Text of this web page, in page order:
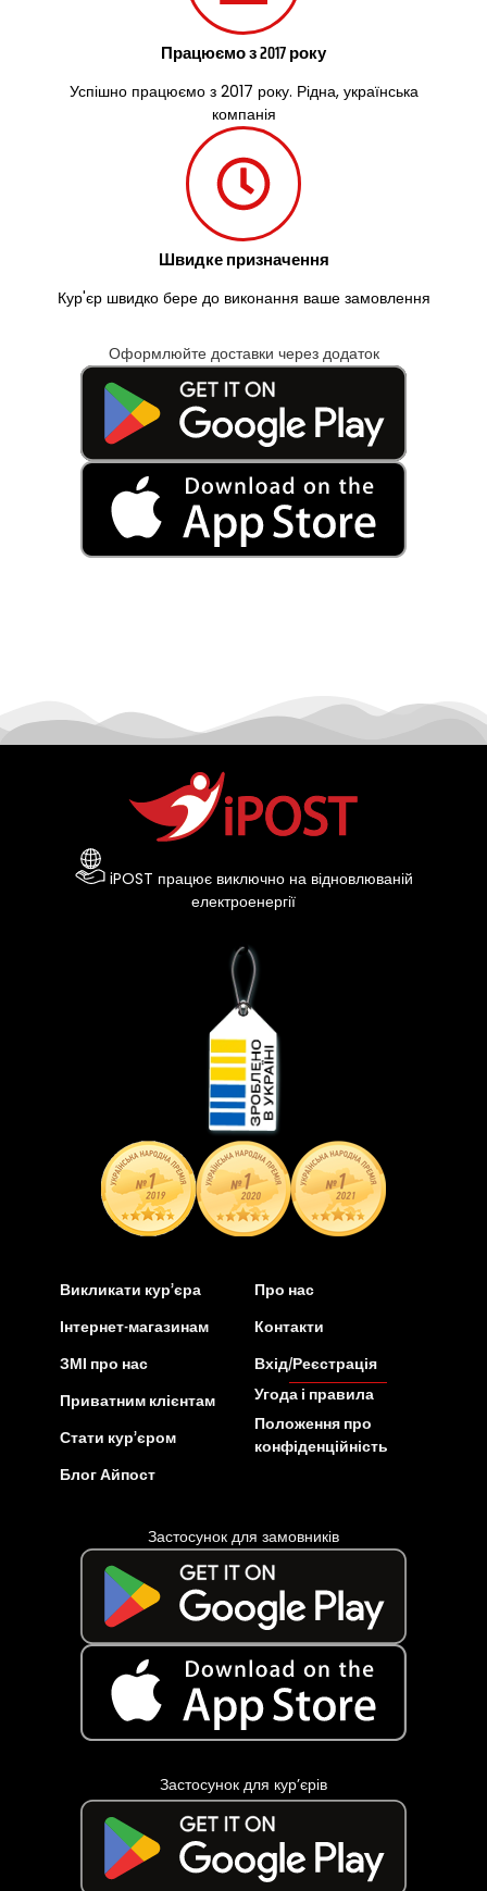
Працюємо з 2017 року
Успішно працюємо з 2017 року. Рідна, українська
компанія
Швидке призначення
Кур'єр швидко бере до виконання ваше замовлення
Оформлюйте доставки через додаток
iPOST працює виключно на відновлюваній
електроенергії
Викликати кур’єра
Інтернет-магазинам
ЗМІ про нас
Приватним клієнтам
Стати кур’єром
Блог Айпост
Про нас
Контакти
Вхід/Реєстрація
Угода і правила
Положення про
конфіденційність
Застосунок для замовників
Застосунок для кур’єрів